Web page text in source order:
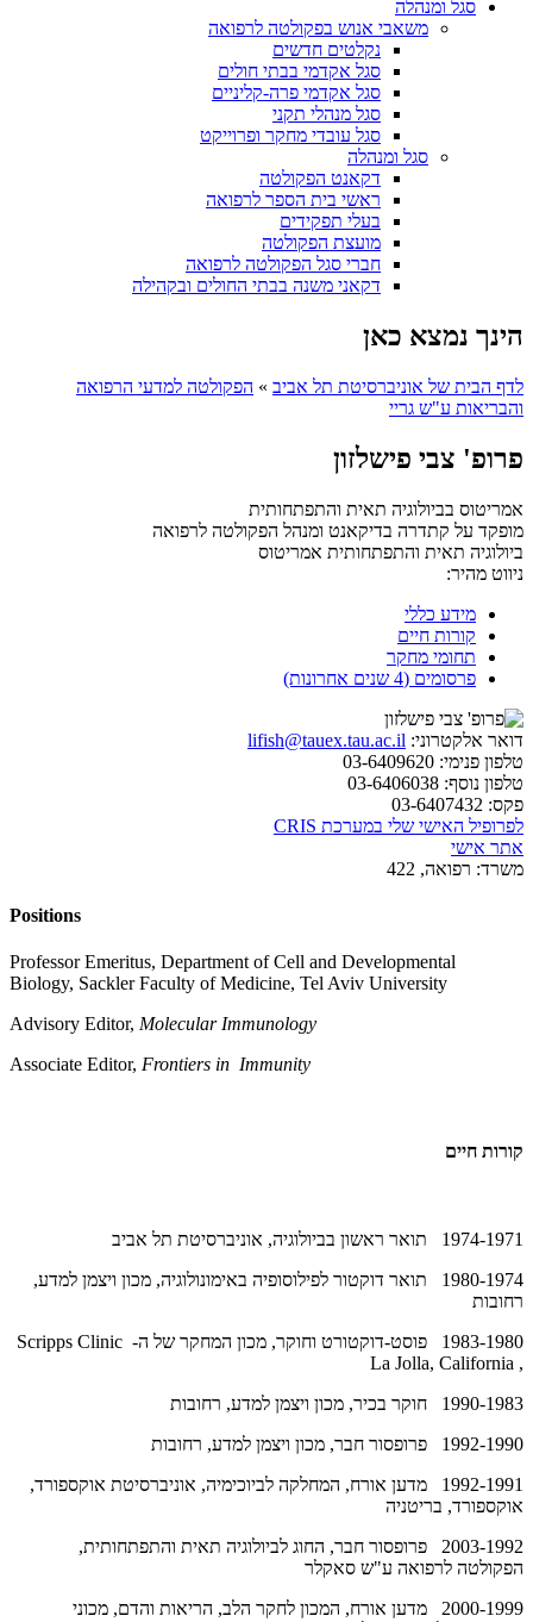
סגל ומנהלה
משאבי אנוש בפקולטה לרפואה
נקלטים חדשים
סגל אקדמי בבתי חולים
סגל אקדמי פרה-קליניים
סגל מנהלי תקני
סגל עובדי מחקר ופרוייקט
סגל ומנהלה
דקאנט הפקולטה
ראשי בית הספר לרפואה
בעלי תפקידים
מועצת הפקולטה
חברי סגל הפקולטה לרפואה
דקאני משנה בבתי החולים ובקהילה
הינך נמצא כאן
לדף הבית של אוניברסיטת תל אביב » הפקולטה למדעי הרפואה
והבריאות ע"ש גריי
פרופ' צבי פישלזון
אמריטוס בביולוגיה תאית והתפתחותית
מופקד על קתדרה בדיקאנט ומנהל הפקולטה לרפואה
ביולוגיה תאית והתפתחותית אמריטוס
ניווט מהיר:
מידע כללי
קורות חיים
תחומי מחקר
פרסומים (4 שנים אחרונות)
דואר אלקטרוני: lifish@tauex.tau.ac.il
טלפון פנימי:
טלפון נוסף:
פקס:
לפרופיל האישי שלי במערכת CRIS
אתר אישי
משרד: רפואה, 422
Positions
Professor Emeritus, Department of Cell and Developmental
Biology, Sackler Faculty of Medicine, Tel Aviv University
Advisory Editor, Molecular Immunology
Associate Editor, Frontiers in Immunity
קורות חיים
1974-1971 תואר ראשון בביולוגיה, אוניברסיטת תל אביב
1980-1974 תואר דוקטור לפילוסופיה באימונולוגיה, מכון ויצמן למדע,
רחובות
1983-1980 פוסט-דוקטורט וחוקר, מכון המחקר של ה-
Scripps Clinic
,
La Jolla, California
1990-1983 חוקר בכיר, מכון ויצמן למדע, רחובות
1992-1990 פרופסור חבר, מכון ויצמן למדע, רחובות
1992-1991 מדען אורח, המחלקה לביוכימיה, אוניברסיטת אוקספורד,
אוקספורד, בריטניה
2003-1992 פרופסור חבר, החוג לביולוגיה תאית והתפתחותית,
הפקולטה לרפואה ע"ש סאקלר
2000-1999 מדען אורח, המכון לחקר הלב, הריאות והדם, מכוני